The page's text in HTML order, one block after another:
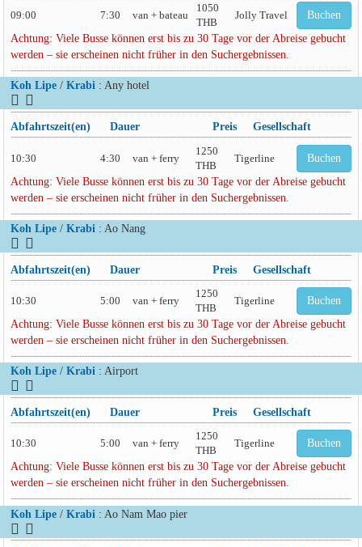
09:00 7:30 van + bateau
1050
THB
Jolly Travel Buchen
Achtung: Viele Busse können erst bis zu 30 Tage vor der Abreise gebucht
werden – sie erscheinen nicht früher in den Suchergebnissen.
Koh Lipe/ Krabi: Any hotel
Abfahrtszeit(en) Dauer Preis Gesellschaft
10:30 4:30 van + ferry
1250
THB
Tigerline Buchen
Achtung: Viele Busse können erst bis zu 30 Tage vor der Abreise gebucht
werden – sie erscheinen nicht früher in den Suchergebnissen.
Koh Lipe/ Krabi : Ao Nang
Abfahrtszeit(en) Dauer Preis Gesellschaft
10:30 5:00 van + ferry
1250
THB
Tigerline Buchen
Achtung: Viele Busse können erst bis zu 30 Tage vor der Abreise gebucht
werden – sie erscheinen nicht früher in den Suchergebnissen.
Koh Lipe/ Krabi : Airport
Abfahrtszeit(en) Dauer Preis Gesellschaft
10:30 5:00 van + ferry
1250
THB
Tigerline Buchen
Achtung: Viele Busse können erst bis zu 30 Tage vor der Abreise gebucht
werden – sie erscheinen nicht früher in den Suchergebnissen.
Koh Lipe/ Krabi : Ao Nam Mao pier